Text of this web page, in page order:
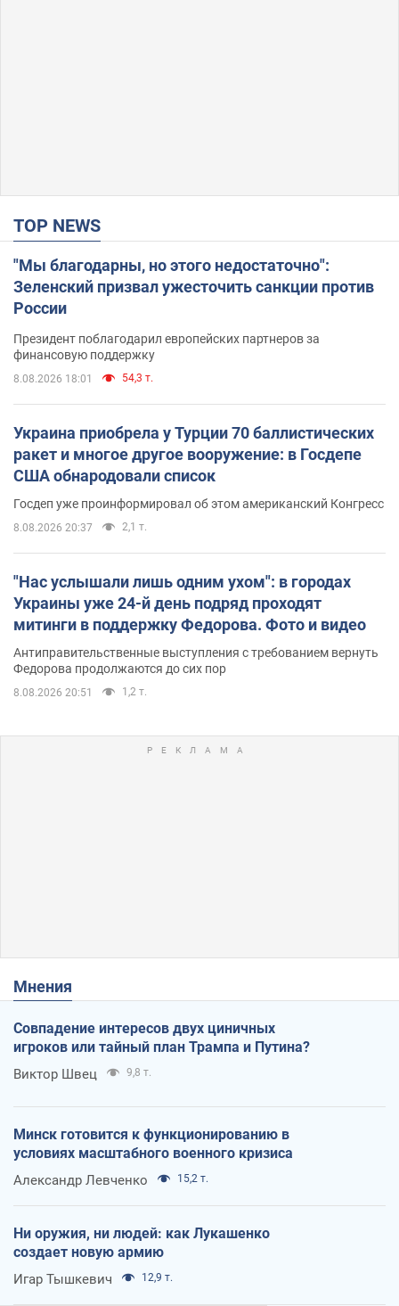
TOP NEWS
"Мы благодарны, но этого недостаточно":
Зеленский призвал ужесточить санкции против
России
Президент поблагодарил европейских партнеров за
финансовую поддержку
8.08.2026 18:01 54,3 т.
Украина приобрела у Турции 70 баллистических
ракет и многое другое вооружение: в Госдепе
США обнародовали список
Госдеп уже проинформировал об этом американский Конгресс
8.08.2026 20:37 2,1 т.
"Нас услышали лишь одним ухом": в городах
Украины уже 24-й день подряд проходят
митинги в поддержку Федорова. Фото и видео
Антиправительственные выступления с требованием вернуть
Федорова продолжаются до сих пор
8.08.2026 20:51 1,2 т.
Мнения
Совпадение интересов двух циничных
игроков или тайный план Трампа и Путина?
Виктор Швец 9,8 т.
Минск готовится к функционированию в
условиях масштабного военного кризиса
Александр Левченко 15,2 т.
Ни оружия, ни людей: как Лукашенко
создает новую армию
Игар Тышкевич 12,9 т.